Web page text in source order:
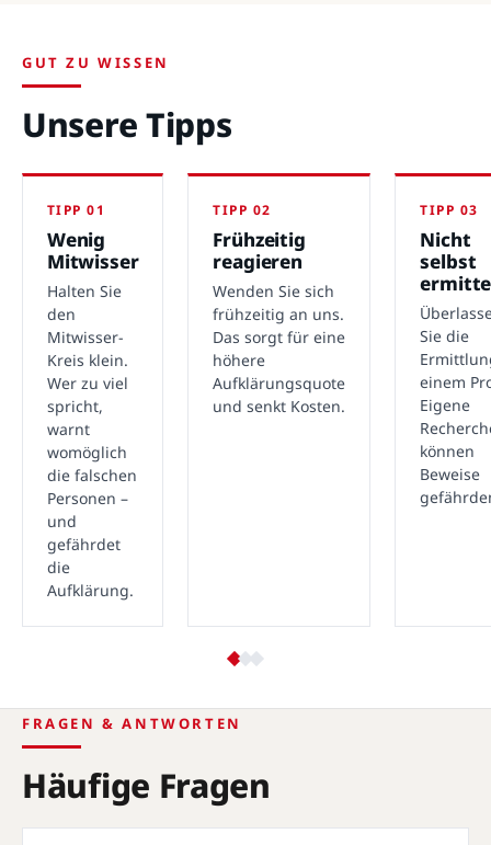
GUT ZU WISSEN
Unsere Tipps
TIPP 01
Wenig
Mitwisser
Halten Sie
den
Mitwisser-
Kreis klein.
Wer zu viel
spricht,
warnt
womöglich
die falschen
Personen –
und
gefährdet
die
Aufklärung.
TIPP 02
Frühzeitig
reagieren
Wenden Sie sich
frühzeitig an uns.
Das sorgt für eine
höhere
Aufklärungsquote
und senkt Kosten.
TIPP 03
Nicht
selbst
Sie die
einem
Eigene
können
Beweise
FRAGEN & ANTWORTEN
Häufige Fragen